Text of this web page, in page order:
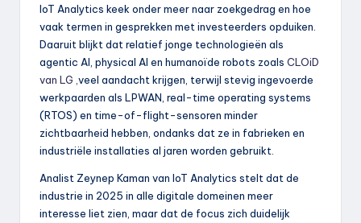
IoT Analytics keek onder meer naar zoekgedrag en hoe
vaak termen in gesprekken met investeerders opduiken.
Daaruit blijkt dat relatief jonge technologieën als
agentic AI, physical AI en humanoïde robots zoals CLOiD
van LG , veel aandacht krijgen, terwijl stevig ingevoerde
werkpaarden als LPWAN, real-time operating systems
(RTOS) en time-of-flight-sensoren minder
zichtbaarheid hebben, ondanks dat ze in fabrieken en
industriële installaties al jaren worden gebruikt.
Analist Zeynep Kaman van IoT Analytics stelt dat de
industrie in 2025 in alle digitale domeinen meer
interesse liet zien, maar dat de focus zich duidelijk